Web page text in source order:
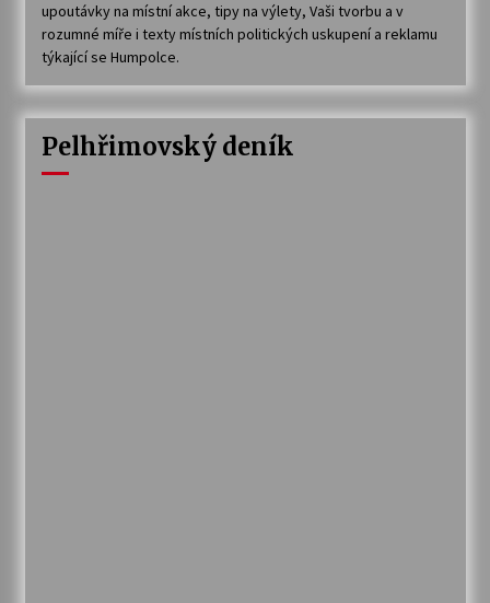
upoutávky na místní akce, tipy na výlety, Vaši tvorbu a v
rozumné míře i texty místních politických uskupení a reklamu
týkající se Humpolce.
Pelhřimovský deník